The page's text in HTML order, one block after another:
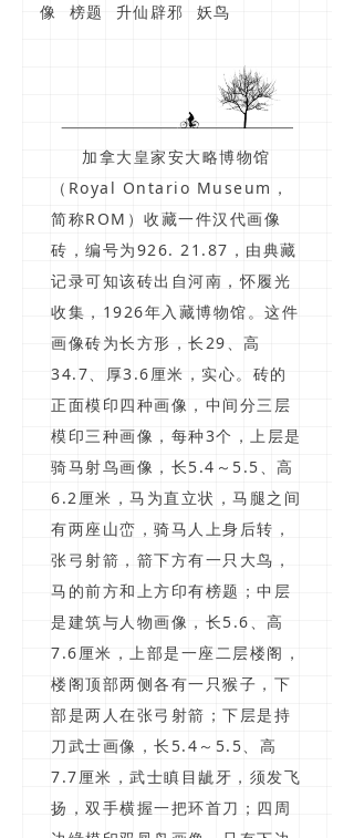
像 榜题 升仙辟邪 妖鸟
加拿大皇家安大略博物馆
（Royal Ontario Museum，
简称ROM）收藏一件汉代画像
砖，编号为926. 21.87，由典藏
记录可知该砖出自河南，怀履光
收集，1926年入藏博物馆。这件
画像砖为长方形，长29、高
34.7、厚3.6厘米，实心。砖的
正面模印四种画像，中间分三层
模印三种画像，每种3个，上层是
骑马射鸟画像，长5.4～5.5、高
6.2厘米，马为直立状，马腿之间
有两座山峦，骑马人上身后转，
张弓射箭，箭下方有一只大鸟，
马的前方和上方印有榜题；中层
是建筑与人物画像，长5.6、高
7.6厘米，上部是一座二层楼阁，
楼阁顶部两侧各有一只猴子，下
部是两人在张弓射箭；下层是持
刀武士画像，长5.4～5.5、高
7.7厘米，武士瞋目龇牙，须发飞
扬，双手横握一把环首刀；四周